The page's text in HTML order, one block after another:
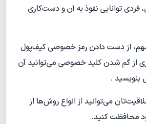
توانایی نفوذ به آن و دست‌کاری
از دست دادن رمز خصوصی کیف‌پول
از گم شدن کلید خصوصی می‌توانید آن
بنویسید .
می‌توانید از انواع روش‌ها از
محافظت کنید.